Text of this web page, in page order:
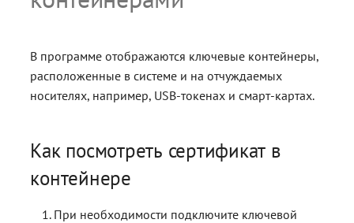
Документация
Получить КЭП
Полная версия сайта
В программе отображаются ключевые контейнеры,
расположенные в системе и на отчуждаемых
носителях, например, USB-токенах и смарт-картах.
Как посмотреть сертификат в
контейнере
При необходимости подключите ключевой